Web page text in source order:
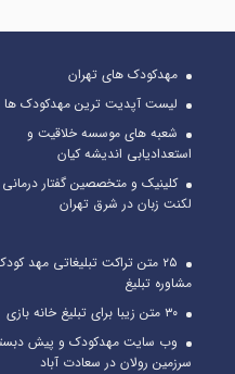
مهدکودک های تهران
لیست آپدیت ترین مهدکودک ها
شعبه های موسسه خلاقیت و
استعدادیابی اندیشه کیان
کلینیک و متخصصین گفتار
لکنت زبان در شرق تهران
۲۵ متن تراکت تبلیغاتی مهد
مشاوره تبلیغ
۳۰ متن زیبا برای تبلیغ خانه بازی
وب سایت مهدکودک و پیش
سرزمین رولان در سعادت آباد